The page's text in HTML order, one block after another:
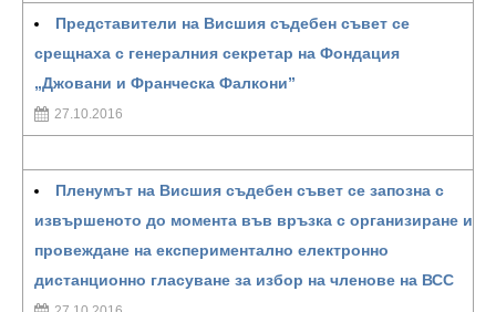
Представители на Висшия съдебен съвет се
срещнаха с генералния секретар на Фондация
„Джовани и Франческа Фалкони”
27.10.2016
Пленумът на Висшия съдебен съвет се запозна с
извършеното до момента във връзка с организиране и
провеждане на експериментално електронно
дистанционно гласуване за избор на членове на ВСС